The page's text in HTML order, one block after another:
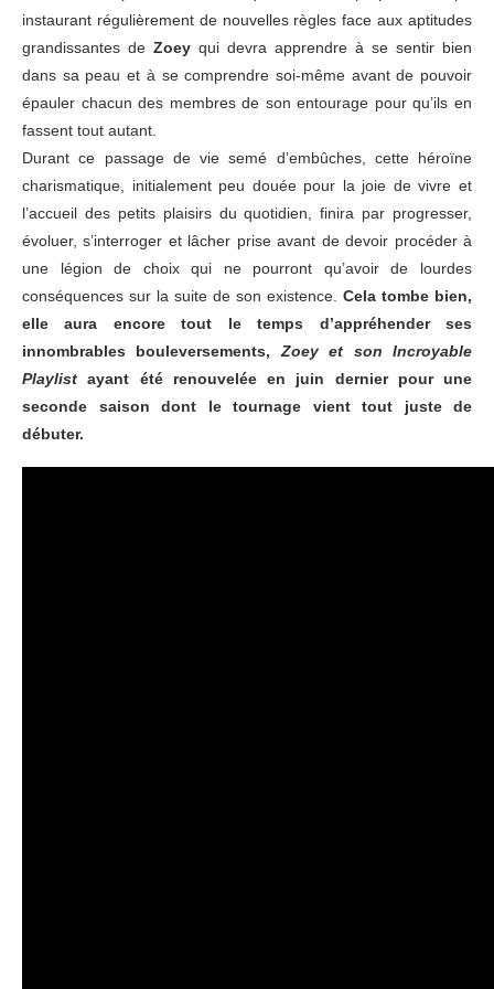
instaurant régulièrement de nouvelles règles face aux aptitudes
grandissantes de Zoey qui devra apprendre à se sentir bien
dans sa peau et à se comprendre soi-même avant de pouvoir
épauler chacun des membres de son entourage pour qu’ils en
fassent tout autant.
Durant ce passage de vie semé d’embûches, cette héroïne
charismatique, initialement peu douée pour la joie de vivre et
l’accueil des petits plaisirs du quotidien, finira par progresser,
évoluer, s’interroger et lâcher prise avant de devoir procéder à
une légion de choix qui ne pourront qu’avoir de lourdes
conséquences sur la suite de son existence. Cela tombe bien,
elle aura encore tout le temps d’appréhender ses
innombrables bouleversements,Zoey et son Incroyable
Playlist ayant été renouvelée en juin dernier pour une
seconde saison dont le tournage vient tout juste de
débuter.